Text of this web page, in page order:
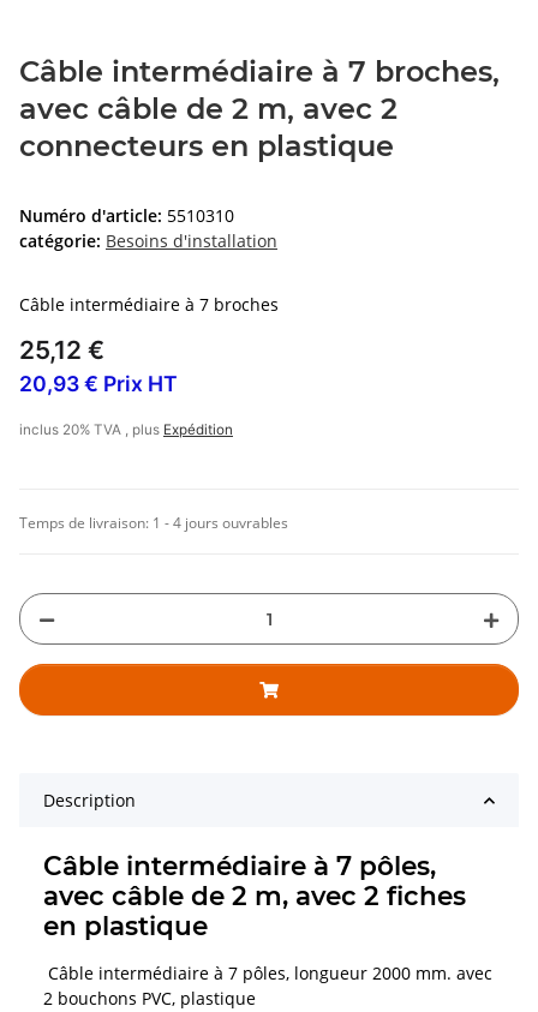
Câble intermédiaire à 7 broches,
avec câble de 2 m, avec 2
connecteurs en plastique
Numéro d'article: 5510310
catégorie: Besoins d'installation
Câble intermédiaire à 7 broches
25,12 €
20,93 € Prix HT
inclus 20% TVA , plus Expédition
Temps de livraison: 1 - 4 jours ouvrables
Description
Câble intermédiaire à 7 pôles,
avec câble de 2 m, avec 2 fiches
en plastique
Câble intermédiaire à 7 pôles, longueur 2000 mm. avec
2 bouchons PVC, plastique